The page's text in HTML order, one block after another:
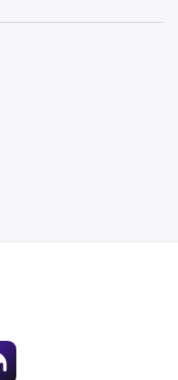
电汇到Kraken？
到Kraken？
Kraken？
为账户间定期资金划转